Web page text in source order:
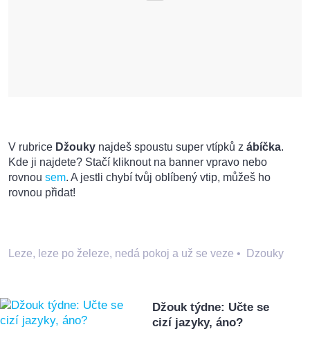
V rubrice Džouky najdeš spoustu super vtípků z ábíčka.
Kde ji najdete? Stačí kliknout na banner vpravo nebo
rovnou sem. A jestli chybí tvůj oblíbený vtip, můžeš ho
rovnou přidat!
Leze, leze po železe, nedá pokoj a už se veze • Dzouky
Džouk týdne: Učte se
cizí jazyky, áno?